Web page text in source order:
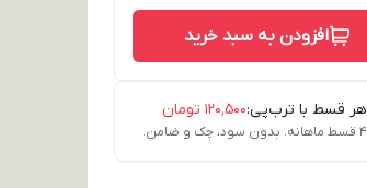
افزودن به سبد خرید
هر قسط با ترب‌پی:۱۲۰٬۵۰۰ تومان
۴ قسط ماهانه. بدون سود، چک و ضامن.